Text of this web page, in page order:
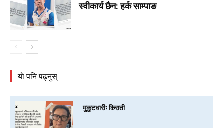
स्वीकार्य छैन: हर्क साम्पाङ
याे पनि पढ्नुस्
मुकुटधारीः किराती